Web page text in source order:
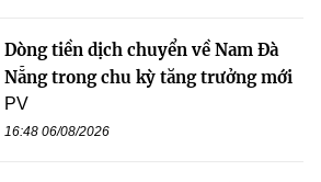
Dòng tiền dịch chuyển về Nam Đà
Nẵng trong chu kỳ tăng trưởng mới
PV
16:48 06/08/2026